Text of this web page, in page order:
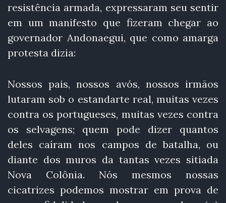
resistência armada, expressaram seu sentir
em um manifesto que fizeram chegar ao
governador Andonaegui, que como amarga
protesta dizia:
Nossos pais, nossos avós, nossos irmãos
lutaram sob o estandarte real, muitas vezes
contra os portugueses, muitas vezes contra
os selvagens; quem pode dizer quantos
deles caíram nos campos de batalha, ou
diante dos muros da tantas vezes sitiada
Nova Colônia. Nós mesmos nossas
cicatrizes podemos mostrar em prova de